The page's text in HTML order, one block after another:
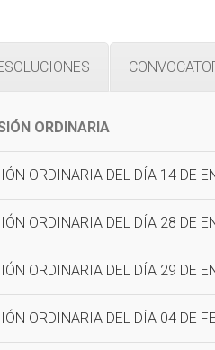
ORDINARIA
ORDINARIA DEL DÍA 14 DE
ORDINARIA DEL DÍA 28 DE
ORDINARIA DEL DÍA 29 DE
ORDINARIA DEL DÍA 04 DE